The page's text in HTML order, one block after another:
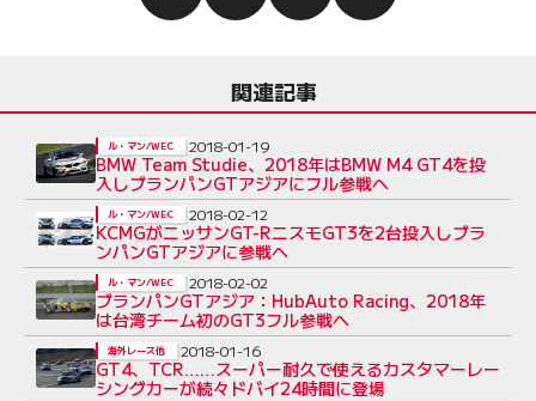
関連記事
BMW Team Studie、2018年はBMW M4 GT4を投
入しブランパンGTアジアにフル参戦へ
ル・マン/WEC 2018-01-19
KCMGがニッサンGT-RニスモGT3を2台投入しブラ
ンパンGTアジアに参戦へ
ル・マン/WEC 2018-02-12
ブランパンGTアジア：HubAuto Racing、2018年
は台湾チーム初のGT3フル参戦へ
ル・マン/WEC 2018-02-02
GT4、TCR……スーパー耐久で使えるカスタマーレー
シングカーが続々ドバイ24時間に登場
海外レース他 2018-01-16